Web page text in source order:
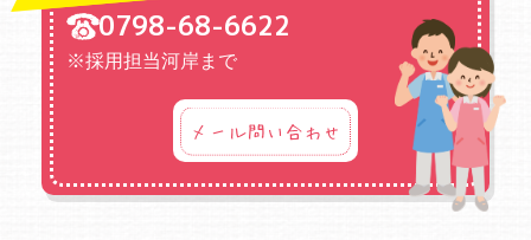
0798-68-6622
※採用担当河岸まで
メール問い合わせ